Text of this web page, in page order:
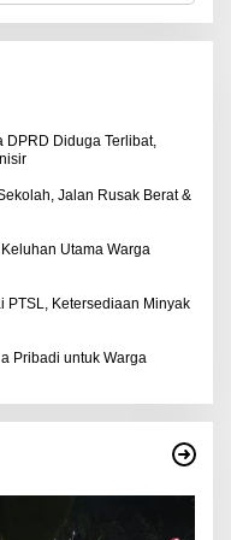
DPRD Diduga Terlibat,
Jalan Rusak Berat &
Utama Warga
PTSL, Ketersediaan Minyak
Pribadi untuk Warga